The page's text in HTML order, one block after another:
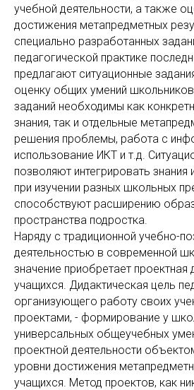
учебной деятельности, а также
достижения метапредметных
специально разработанных
педагогической практике
предлагают ситуационные
оценку общих умений
заданий необходимы как
знания, так и отдельные
решения проблемы, работа с
использование ИКТ и т.д.
позволяют интегрировать знания
при изучении разных школьных
способствуют расширению
пространства подростка.
Наряду с традиционной учебно-
деятельностью в современной
значение приобретает проектная
учащихся. Дидактическая цель
организующего работу своих
проектами, - формирование у
универсальных общеучебных
проектной деятельности
уровни достижения
учащихся. Метод проектов, как